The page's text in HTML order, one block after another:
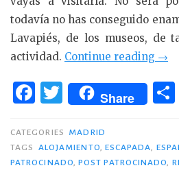
todavía no has conseguido
Lavapiés, de los museos, de
actividad. Continue reading
de
→
F
c
e
T
w
it
te
Share
CATEGORIES
MADRID
TAGS
ALOJAMIENTO, ESCAPADA,
PATROCINADO,POST PATROCINADO,